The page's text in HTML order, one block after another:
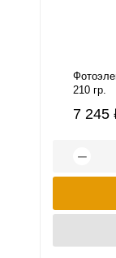
210 гр.
7 245
−